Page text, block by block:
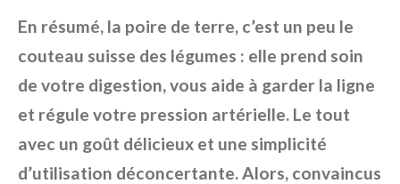
En résumé, la poire de terre, c’est un peu le
couteau suisse des légumes : elle prend soin
de votre digestion, vous aide à garder la ligne
et régule votre pression artérielle. Le tout
avec un goût délicieux et une simplicité
d’utilisation déconcertante. Alors, convaincus